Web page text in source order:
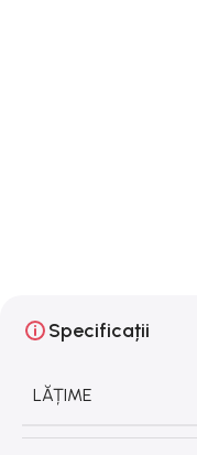
Specificații
LĂȚIME